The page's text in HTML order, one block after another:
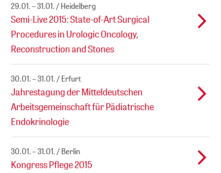
29.01. – 31.01. Heidelberg
Semi-Live 2015: State-of-Art Surgical
Procedures in Urologic Oncology,
Reconstruction and Stones
30.01. – 31.01. Erfurt
Jahrestagung der Mitteldeutschen
Arbeitsgemeinschaft für Pädiatrische
Endokrinologie
30.01. – 31.01. Berlin
Kongress Pflege 2015